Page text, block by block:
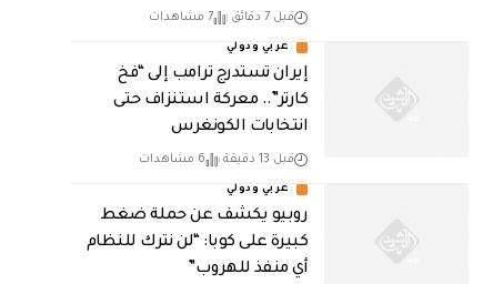
قبل 7 دقائق 7 مشاهدات
عربي ودولي
إيران تستدرج ترامب إلى “فخ
كارتر”.. معركة استنزاف حتى
انتخابات الكونغرس
قبل 13 دقيقة 6 مشاهدات
عربي ودولي
روبيو يكشف عن حملة ضغط
كبيرة على كوبا: “لن نترك للنظام
أي منفذ للهروب”